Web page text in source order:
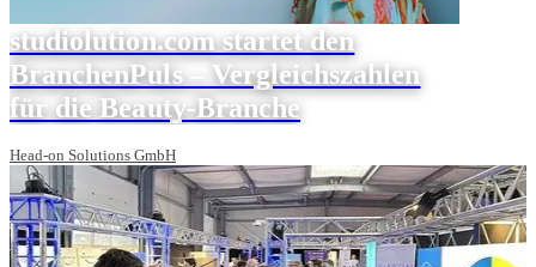
studiolution.com startet den
BranchenPuls – Vergleichszahlen
für die Beauty-Branche
Head-on Solutions GmbH